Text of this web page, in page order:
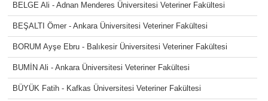
BELGE Ali - Adnan Menderes Üniversitesi Veteriner Fakültesi
BEŞALTI Ömer - Ankara Üniversitesi Veteriner Fakültesi
BORUM Ayşe Ebru - Balıkesir Üniversitesi Veteriner Fakültesi
BUMİN Ali - Ankara Üniversitesi Veteriner Fakültesi
BÜYÜK Fatih - Kafkas Üniversitesi Veteriner Fakültesi